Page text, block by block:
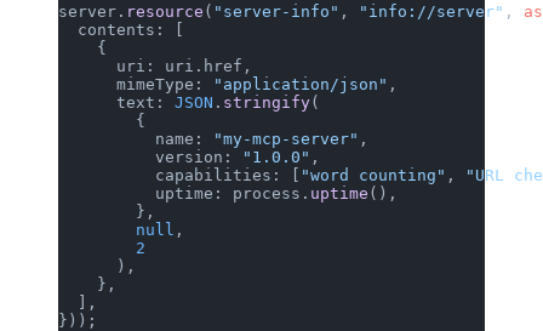
server.resource ( "server-info" , "info://server" ,
  contents: [
    {
      uri: uri.href,
      mimeType:
"application/json"
      text:
JSON .stringify
        {
          name:
"my-mcp-server"
          version:
"1.0.0"
          capabilities: [
"word counting" , "URL
          uptime: process.
uptime (),
        },
        null
        2
      ),
    },
  ],
}));